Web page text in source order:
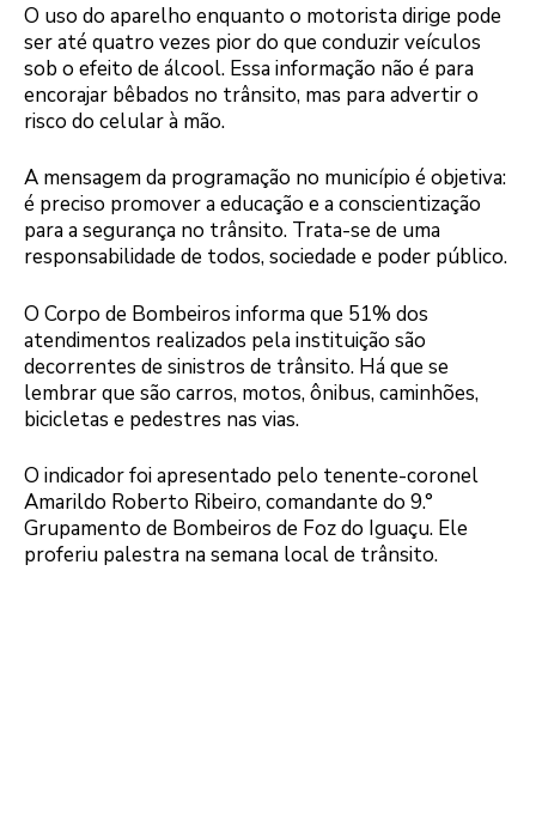
O uso do aparelho enquanto o motorista dirige pode
ser até quatro vezes pior do que conduzir veículos
sob o efeito de álcool. Essa informação não é para
encorajar bêbados no trânsito, mas para advertir o
risco do celular à mão.
A mensagem da programação no município é objetiva:
é preciso promover a educação e a conscientização
para a segurança no trânsito. Trata-se de uma
responsabilidade de todos, sociedade e poder público.
O Corpo de Bombeiros informa que 51% dos
atendimentos realizados pela instituição são
decorrentes de sinistros de trânsito. Há que se
lembrar que são carros, motos, ônibus, caminhões,
bicicletas e pedestres nas vias.
O indicador foi apresentado pelo tenente-coronel
Amarildo Roberto Ribeiro, comandante do 9.°
Grupamento de Bombeiros de Foz do Iguaçu. Ele
proferiu palestra na semana local de trânsito.